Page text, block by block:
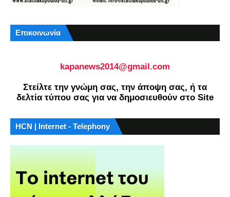
Επικοινωνία
kapanews2014@gmail.com
Στείλτε την γνώμη σας, την άποψη σας, ή τα
δελτία τύπου σας για να δημοσιευθούν στο Site
HCN | Internet - Telephony